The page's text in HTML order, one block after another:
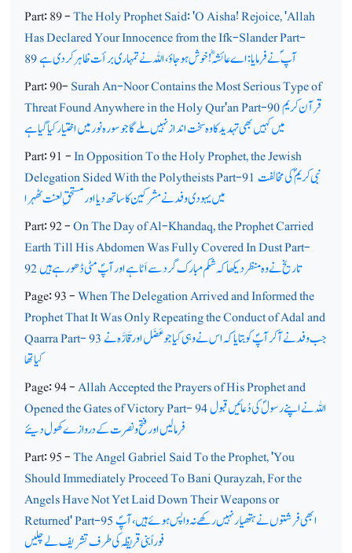
Part: 89 -The Holy Prophet Said: 'O Aisha! Rejoice, 'Allah
Has Declared Your Innocence from the Ifk-Slander Part-
89آپ ؐ نے فرمایا: اے عائشہؓ! خوش ہوجاؤ، اللہ نے تمہاری برأت ظاہر کردی ہے
Part: 90-Surah An-Noor Contains the Most Serious Type of
Threat Found Anywhere in the Holy Qur'an Part-90قرآن کریم
میں کہیں بھی تہدید کا وہ سخت انداز نہیں ملےگا جو سورہ نور میں اختیار کیا گیا ہے
Part: 91 -In Opposition To the Holy Prophet, the Jewish
Delegation Sided With the Polytheists Part-91نبی کریم ؐ کی مخالفت
میں یہودی وفد نے مشرکین کا ساتھ دیا اور مستحق ِلعنت ٹھہرا
Part: 92 -On The Day of Al-Khandaq, the Prophet Carried
Earth Till His Abdomen Was Fully Covered In Dust Part-
92تاریخ نے وہ منظر دیکھا کہ شکم مبارک گرد سے اَٹا ہے اور آپؐ مٹی ڈھو رہے ہیں
Page: 93 -When The Delegation Arrived and Informed the
Prophet That It Was Only Repeating the Conduct of Adal and
Qaarra Part- 93جب وفد نے آکر آپؐ کو بتایا کہ اس نے وہی کیا جو عَضَل اور قَارَّہ نے
کیا تھا
Page: 94 -Allah Accepted the Prayers of His Prophet and
Opened the Gates of Victory Part- 94اللہ نے اپنے رسولؐ کی دُعائیں قبول
فرمالیں اور فتح ونصرت کے دروازے کھول دیئے
Part: 95 -The Angel Gabriel Said To the Prophet, 'You
Should Immediately Proceed To Bani Qurayzah, For the
Angels Have Not Yet Laid Down Their Weapons or
Returned' Part-95ابھی فرشتوں نے ہتھیار نہیں رکھے نہ واپس ہوئے ہیں، آپؐ
فوراً بنی قریظہ کی طرف تشریف لے چلیں